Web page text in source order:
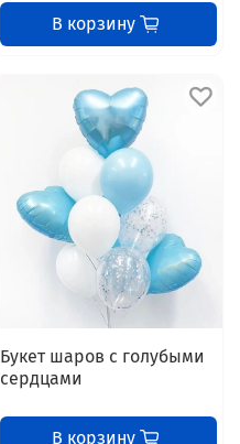
В корзину
Букет шаров с голубыми
сердцами
В корзину